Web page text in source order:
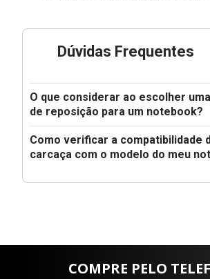
Dúvidas Frequentes
O que considerar ao escolher
de reposição para um notebook?
Como verificar a compatibilidade
carcaça com o modelo do meu
COMPRE PELO